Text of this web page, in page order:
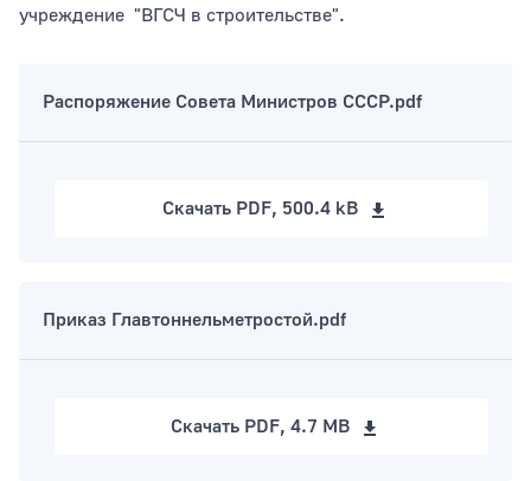
учреждение "ВГСЧ в строительстве".
Распоряжение Совета Министров СССР.pdf
Скачать PDF, 500.4 kB
Приказ Главтоннельметростой.pdf
Скачать PDF, 4.7 MB